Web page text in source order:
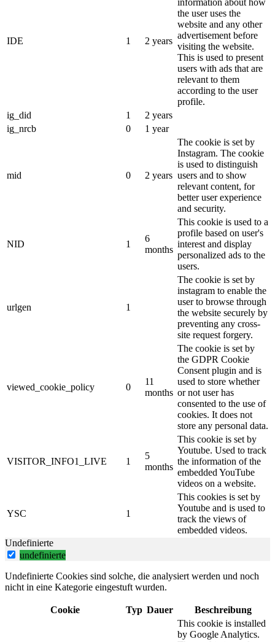
IDE 1 2 years
information about how
the user uses the
website and any other
advertisement before
visiting the website.
This is used to present
users with ads that are
relevant to them
according to the user
profile.
ig_did
1
2 years
ig_nrcb
0 1 year
mid 0 2 years
The cookie is set by
Instagram. The cookie
is used to distinguish
users and to show
relevant content, for
better user experience
and security.
NID 1
6
months
This cookie is used to a
profile based on user's
interest and display
personalized ads to the
users.
urlgen 1
The cookie is set by
instagram to enable the
user to browse through
the website securely by
preventing any cross-
site request forgery.
viewed_cookie_policy 0
11
months
The cookie is set by
the GDPR Cookie
Consent plugin and is
used to store whether
or not user has
consented to the use of
cookies. It does not
store any personal data.
VISITOR_INFO1_LIVE 1
5
months
This cookie is set by
Youtube. Used to track
the information of the
embedded YouTube
videos on a website.
YSC 1
This cookies is set by
Youtube and is used to
track the views of
embedded videos.
Undefinierte
undefinierte
Undefinierte Cookies sind solche, die analysiert werden und noch
nicht in eine Kategorie eingestuft wurden.
Cookie Typ Dauer Beschreibung
This cookie is installed
by Google Analytics.